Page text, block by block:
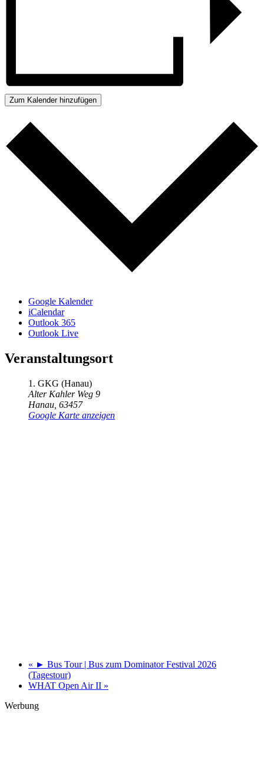
Zum Kalender hinzufügen
Google Kalender
iCalendar
Outlook 365
Outlook Live
Veranstaltungsort
1. GKG (Hanau)
Alter Kahler Weg 9
Hanau 63457
Google Karte anzeigen
« ► Bus Tour | Bus zum Dominator Festival 2026
(Tagestour)
WHAT Open Air II »
Werbung